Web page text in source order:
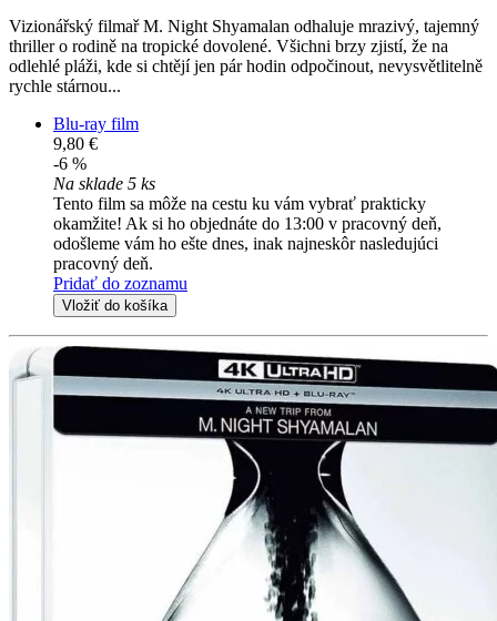
Vizionářský filmař M. Night Shyamalan odhaluje mrazivý, tajemný
thriller o rodině na tropické dovolené. Všichni brzy zjistí, že na
odlehlé pláži, kde si chtějí jen pár hodin odpočinout, nevysvětlitelně
rychle stárnou...
Blu-ray film
9,80 €
-6 %
Na sklade 5 ks
Tento film sa môže na cestu ku vám vybrať prakticky
okamžite! Ak si ho objednáte do 13:00 v pracovný deň,
odošleme vám ho ešte dnes, inak najneskôr nasledujúci
pracovný deň.
Pridať do zoznamu
Vložiť do košíka